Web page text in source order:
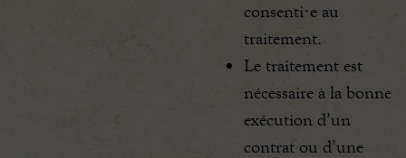
consenti·e au
traitement.
Le traitement est
nécessaire à la bonne
exécution d’un
contrat ou d’une